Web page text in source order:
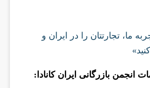
ما، تجارتتان را در ایران و
انجمن بازرگانی ایران کانادا: